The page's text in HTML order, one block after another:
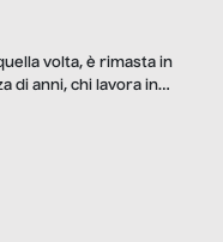
volta, è rimasta in
di anni, chi lavora in
un evento rischioso,